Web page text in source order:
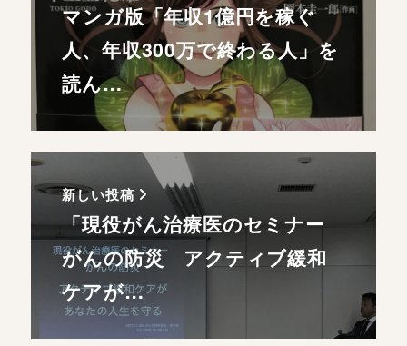
マンガ版「年収1億円を稼ぐ
人、年収300万で終わる人」を
読ん…
新しい投稿
「現役がん治療医のセミナー
がんの防災 アクティブ緩和
ケアが…